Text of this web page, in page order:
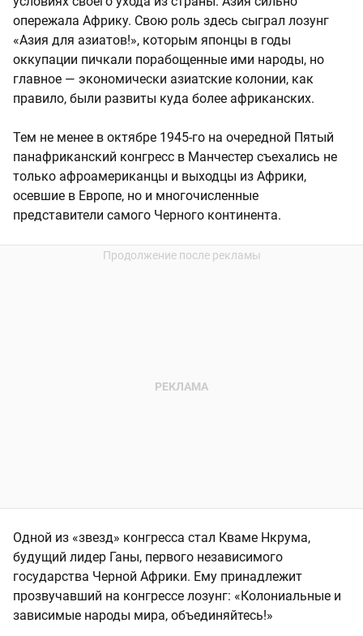
опережала Африку. Свою роль здесь сыграл лозунг
«Азия для азиатов!», которым японцы в годы
оккупации пичкали порабощенные ими народы, но
главное — экономически азиатские колонии, как
правило, были развиты куда более африканских.
Тем не менее в октябре 1945-го на очередной Пятый
панафриканский конгресс в Манчестер съехались не
только афроамериканцы и выходцы из Африки,
осевшие в Европе, но и многочисленные
представители самого Черного континента.
Одной из «звезд» конгресса стал Кваме Нкрума,
будущий лидер Ганы, первого независимого
государства Черной Африки. Ему принадлежит
прозвучавший на конгрессе лозунг: «Колониальные и
зависимые народы мира, объединяйтесь!»